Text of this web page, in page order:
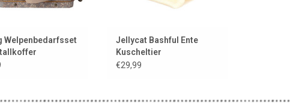
Welpenbedarfsset
Jellycat Bashful Ente
Kuscheltier
€29,99